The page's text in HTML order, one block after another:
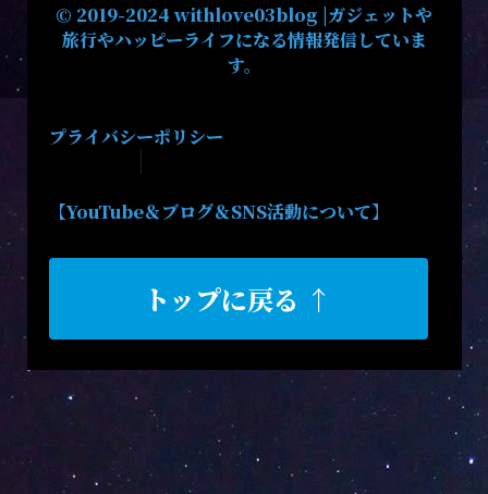
© 2019-2024 withlove03blog |ガジェットや
旅行やハッピーライフになる情報発信していま
す。
プライバシーポリシー
【YouTube＆ブログ＆SNS活動について】
トップに戻る ↑